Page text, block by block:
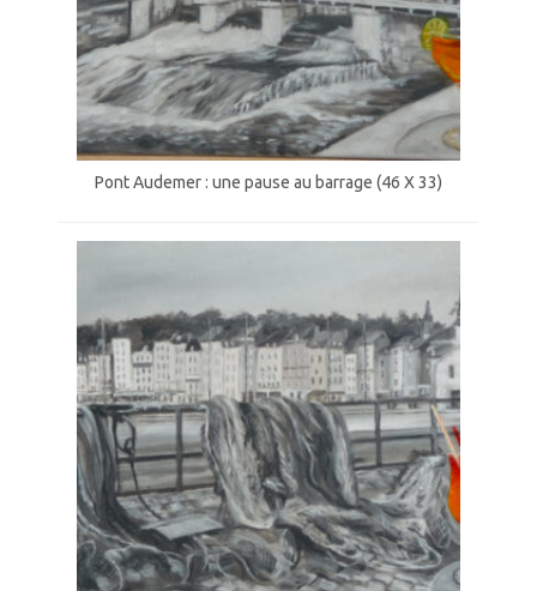
Pont Audemer : une pause au barrage (46 X 33)